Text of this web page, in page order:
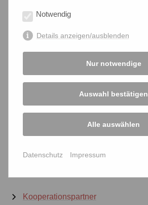
Leitbild
Die Kammerberichte
Alternativen
Kooperationspartner
Notwendig
Details anzeigen/ausblenden
Nur notwendige
Auswahl bestätigen
Alle auswählen
Datenschutz Impressum